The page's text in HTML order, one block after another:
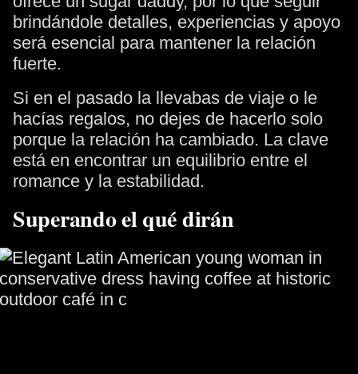
brindándole detalles, experiencias y apoyo
será esencial para mantener la relación
fuerte.
Si en el pasado la llevabas de viaje o le
hacías regalos, no dejes de hacerlo solo
porque la relación ha cambiado. La clave
está en encontrar un equilibrio entre el
romance y la estabilidad.
Superando el qué dirán